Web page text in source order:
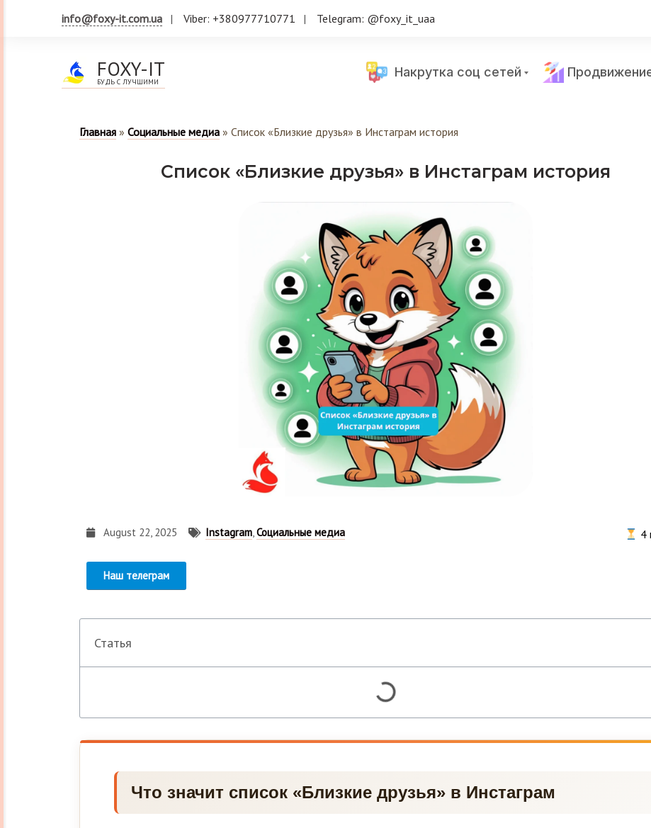
info@foxy-it.com.ua Viber: +380977710771 Telegram: @foxy_it_uaa
FOXY-IT
БУДЬ С ЛУЧШИМИ
Накрутка соц сетей
Главная » Социальные медиа » Список «Близкие друзья» в Инстаграм история
Список «Близкие друзья» в Инстаграм история
August 22, 2025 Instagram Социальные медиа
Наш телеграм
4
Статья
Что значит список «Близкие друзья» в Инстаграм